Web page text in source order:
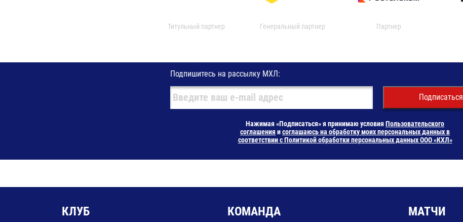
Титульный партнер Генеральный партнер Партнер
Подпишитесь на рассылку МХЛ:
Подписаться
Нажимая «Подписаться» я принимаю условияПользовательского
соглашения исоглашаюсь на обработку моих персональных данных в
соответствии с Политикой обработки персональных данных ООО «КХЛ»
КЛУБ КОМАНДА МАТЧИ